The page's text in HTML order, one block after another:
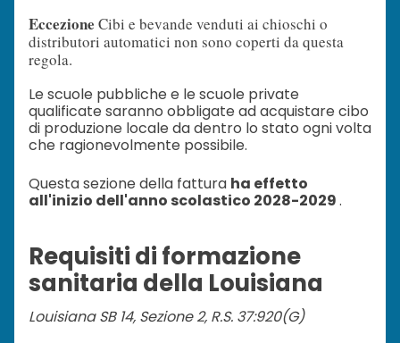
Eccezione Cibi e bevande venduti ai chioschi o
distributori automatici non sono coperti da questa
regola.
Le scuole pubbliche e le scuole private
qualificate saranno obbligate ad acquistare cibo
di produzione locale da dentro lo stato ogni volta
che ragionevolmente possibile.
Questa sezione della fattura ha effetto
all'inizio dell'anno scolastico 2028-2029.
Requisiti di formazione
sanitaria della Louisiana
Louisiana SB 14, Sezione 2, R.S. 37:920(G)